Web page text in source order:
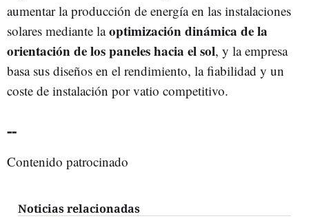
aumentar la producción de energía en las instalaciones
solares mediante laoptimización dinámica de la
orientación de los paneles hacia el sol, y la empresa
basa sus diseños en el rendimiento, la fiabilidad y un
coste de instalación por vatio competitivo.
--
Contenido patrocinado
Noticias relacionadas